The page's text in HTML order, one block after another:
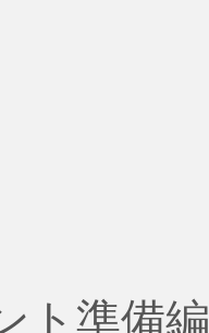
ト準備編